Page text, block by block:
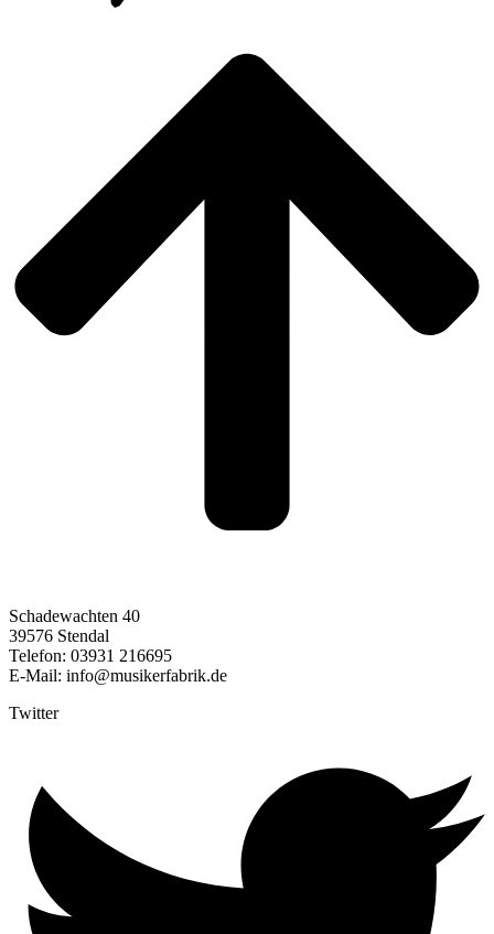
Schadewachten 40
39576 Stendal
Telefon: 03931 216695
E-Mail: info@musikerfabrik.de
Twitter